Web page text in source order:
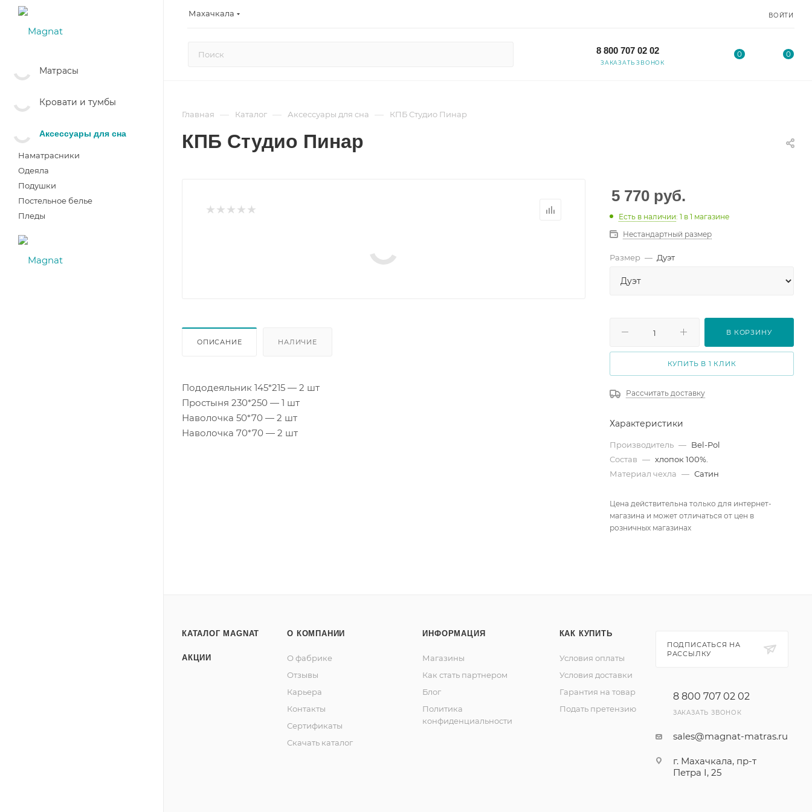
Махачкала ВОЙТИ
8 800 707 02 02
ЗАКАЗАТЬ ЗВОНОК
0 0
Матрасы
Кровати и тумбы
Аксессуары для сна
Наматрасники
Одеяла
Подушки
Постельное белье
Пледы
Главная — Каталог — Аксессуары для сна — КПБ Студио Пинар
КПБ Студио Пинар
ОПИСАНИЕ НАЛИЧИЕ
Пододеяльник 145*215 — 2 шт
Простыня 230*250 — 1 шт
Наволочка 50*70 — 2 шт
Наволочка 70*70 — 2 шт
5 770 руб.
Есть в наличии: 1 в 1 магазине
Нестандартный размер
Размер — Дуэт
В КОРЗИНУ
КУПИТЬ В 1 КЛИК
Рассчитать доставку
Характеристики
Производитель — Bel-Pol
Состав — хлопок 100%.
Материал чехла — Сатин
Цена действительна только для интернет-
магазина и может отличаться от цен в
розничных магазинах
КАТАЛОГ MAGNAT
АКЦИИ
О КОМПАНИИ
О фабрике
Отзывы
Карьера
Контакты
Сертификаты
Скачать каталог
ИНФОРМАЦИЯ
Магазины
Как стать партнером
Блог
Политика
конфиденциальности
КАК КУПИТЬ
Условия оплаты
Условия доставки
Гарантия на товар
Подать претензию
ПОДПИСАТЬСЯ НА
РАССЫЛКУ
8 800 707 02 02
ЗАКАЗАТЬ ЗВОНОК
sales@magnat-matras.ru
г. Махачкала, пр-т
Петра I, 25